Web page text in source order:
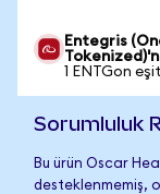
Entegris
1 ENTGon
Sorumluluk
Bu ürün Oscar
desteklenmemiş,